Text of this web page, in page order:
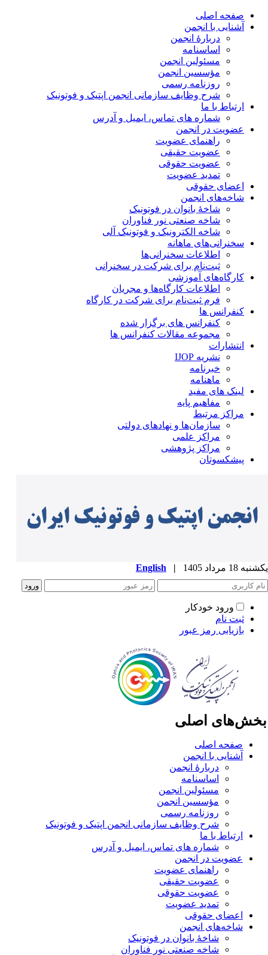
صفحه اصلی
آشنایی با انجمن
دربارۀ انجمن
اساسنامه
مسئولین انجمن
مؤسسین انجمن
روزنامه رسمی
شرح وظایف سازمانی انجمن اپتیک و فوتونیک
ارتباط با ما
شماره های تماس، ایمیل و آدرس
عضویت در انجمن
راهنمای عضویت
عضویت حقیقی
عضویت حقوقی
تمدید عضویت
اعضای حقوقی
شاخه‌های انجمن
شاخۀ بانوان در فوتونیک
شاخه صنعتی نور فناوران
شاخه‌ الکترونیک و فوتونیک آلی
سخنرانی‌های ماهانه
اطلاعات سخنرانی‌‌ها
ثبت‌نام برای شرکت در سخنرانی
کارگاه‌های آموزشی
اطلاعات کارگاه‌ها و مجریان
فرم ثبت‌نام برای شرکت در کارگاه
کنفرانس ها
کنفرانس های برگزار شده
مجموعه مقالات کنفرانس ها
انتشارات
نشریه IJOP
خبرنامه
ماهنامه
لینک های مفید
مفاهیم پایه
مراکز مرتبط
سازمان‌ها و نهادهای دولتی
مراکز علمی
مراکز پژوهشی
پیشکسوتان
18 مرداد 1405 |
English
ورود خودکار
ثبت نام
بازیابی رمز عبور
اصلی
صفحه اصلی
آشنایی با انجمن
دربارۀ انجمن
اساسنامه
مسئولین انجمن
مؤسسین انجمن
روزنامه رسمی
شرح وظایف سازمانی انجمن اپتیک و فوتونیک
ارتباط با ما
شماره های تماس، ایمیل و آدرس
عضویت در انجمن
راهنمای عضویت
عضویت حقیقی
عضویت حقوقی
تمدید عضویت
اعضای حقوقی
شاخه‌های انجمن
شاخۀ بانوان در فوتونیک
شاخه صنعتی نور فناوران